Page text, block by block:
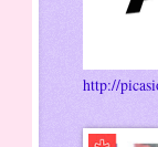
http://